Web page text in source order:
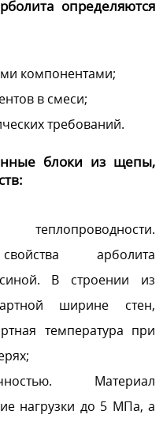
определяются
компонентами;
в смеси;
требований.
блоки из щепы,
арболита
В строении из
ширине стен,
температура при
Материал
нагрузки до 5 МПа, а